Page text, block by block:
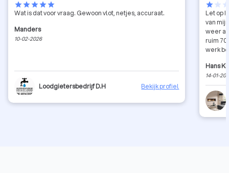
starstarstarstarstar
Wat is dat voor vraag. Gewoon vlot, netjes, accuraat.
Manders
10-02-2026
Loodgietersbedrijf D.H Bekijk profiel
starstar
Let op
van
weer
ruim 70 euro
werk
Hans
14-01-